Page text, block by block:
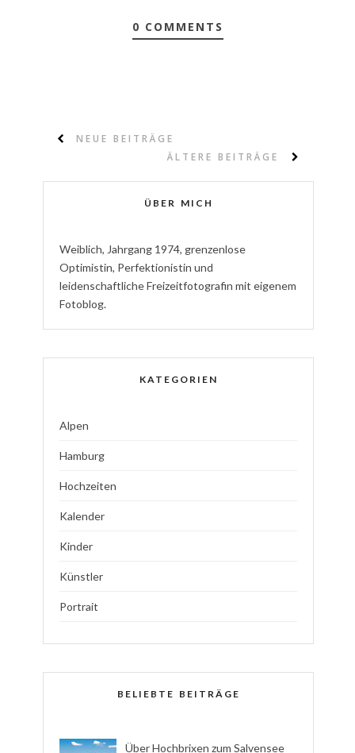
0 COMMENTS
NEUE BEITRÄGE
ÄLTERE BEITRÄGE
ÜBER MICH
Weiblich, Jahrgang 1974, grenzenlose
Optimistin, Perfektionistin und
leidenschaftlicheFreizeitfotografin mit eigenem
Fotoblog.
KATEGORIEN
Alpen
Hamburg
Hochzeiten
Kalender
Kinder
Künstler
Portrait
BELIEBTE BEITRÄGE
Über Hochbrixen zum Salvensee